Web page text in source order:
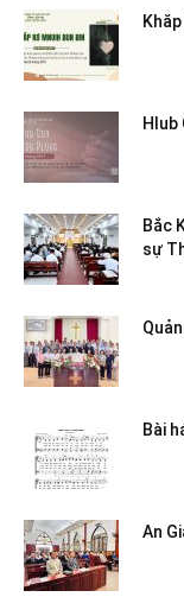
Hlub
Bắc
sự
Bài
An